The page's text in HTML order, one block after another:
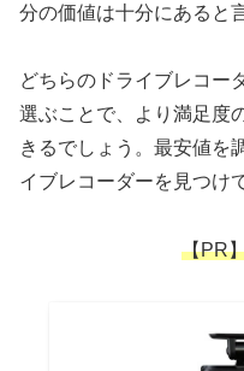
分の価値は十分にあると
どちらのドライブレコー
選ぶことで、より満足度
きるでしょう。最安値を
イブレコーダーを見つけ
【PR